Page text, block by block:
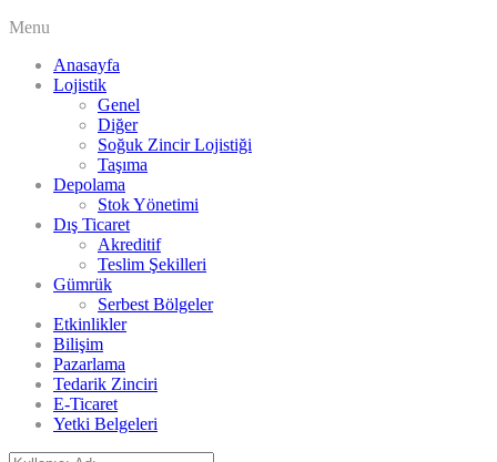
Menu
Anasayfa
Lojistik
Genel
Diğer
Soğuk Zincir Lojistiği
Taşıma
Depolama
Stok Yönetimi
Dış Ticaret
Akreditif
Teslim Şekilleri
Gümrük
Serbest Bölgeler
Etkinlikler
Bilişim
Pazarlama
Tedarik Zinciri
E-Ticaret
Yetki Belgeleri